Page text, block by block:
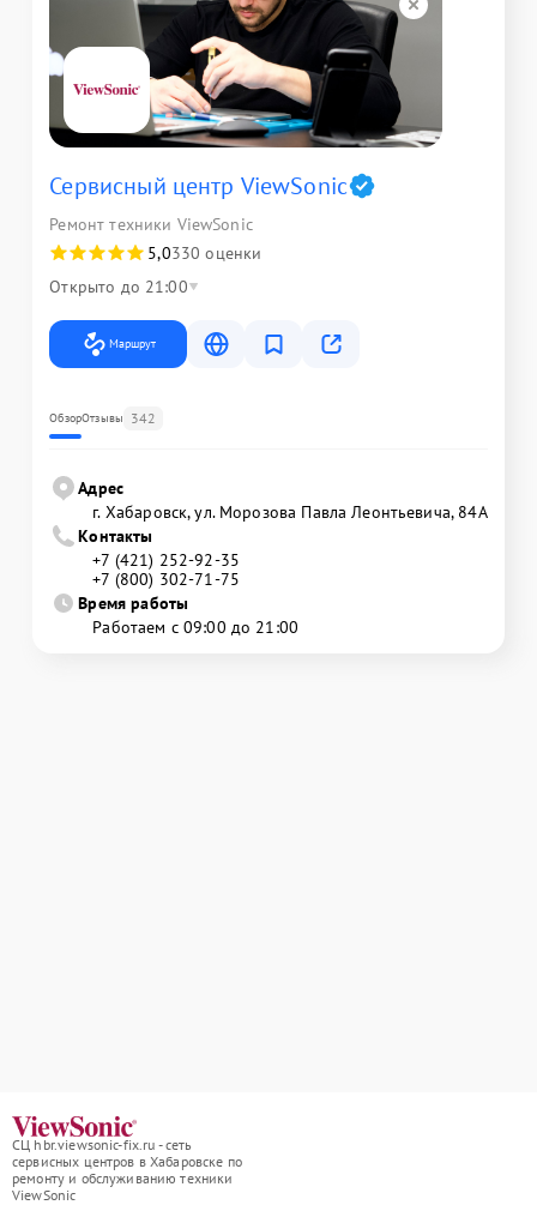
Сервисный центр ViewSonic
Ремонт техники ViewSonic
5,0330 оценки
Открыто до 21:00
Маршрут
ОбзорОтзывы 342
Адрес
г. Хабаровск, ул. Морозова Павла Леонтьевича, 84А
Контакты
+7 (421) 252-92-35
+7 (800) 302-71-75
Время работы
Работаем с 09:00 до 21:00
СЦ hbr.viewsonic-fix.ru - сеть
сервисных центров в Хабаровске по
ремонту и обслуживанию техники
ViewSonic